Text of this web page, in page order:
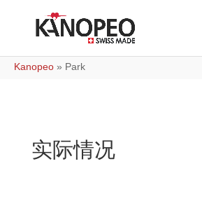
Kanopeo » Park
实际情况